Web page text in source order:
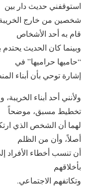
استوقفني حديث دار بين
شخصين من خارج
قام به أحد الأشخاص
وبينما كان الحديث
“حاميها حراميها” في
إشارة توحي بأن أبناء
ولأنني أحد أبناء
تخطيط مسبق، موضحاً
لهما أن الشخص الذي
أصلاً، وأن من الظلم
أن تنسب أخطاء الأفراد
بأخلاقهم
وتكاتفهم الاجتماعي.